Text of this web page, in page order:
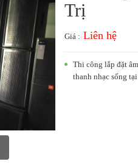
Trị
Giá : Liên hệ
Thi công lắp đặt
thanh nhạc sống